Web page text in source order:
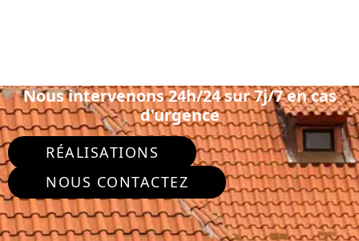
Nous intervenons 24h/24 sur 7j/7 en cas
d'urgence
RÉALISATIONS
NOUS CONTACTEZ